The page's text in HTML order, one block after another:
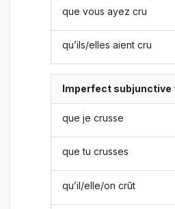
que vous ayez cru
qu’ils/elles aient cru
Imperfect subjunctive
que je crusse
que tu crusses
qu’il/elle/on crût